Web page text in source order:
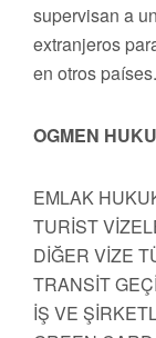
supervisan a
extranjeros
en otros países.
OGMEN
EMLAK
TURİST
DİĞER VİZE
TRANSİT
İŞ VE